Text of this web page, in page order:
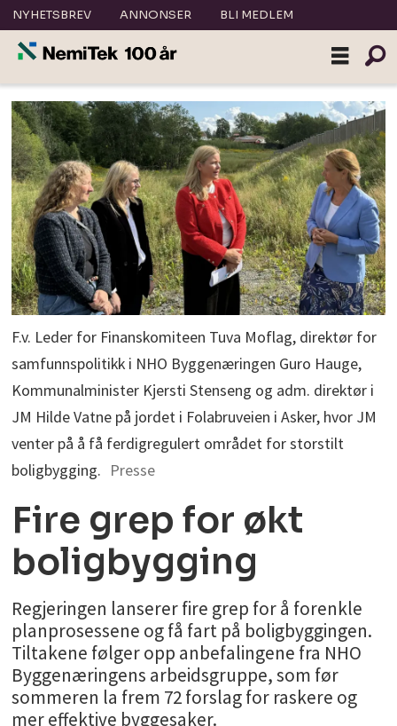
NYHETSBREV ANNONSER BLI MEDLEM
F.v. Leder for Finanskomiteen Tuva Moflag, direktør for
samfunnspolitikk i NHO Byggenæringen Guro Hauge,
Kommunalminister Kjersti Stenseng og adm. direktør i
JM Hilde Vatne på jordet i Folabruveien i Asker, hvor JM
venter på å få ferdigregulert området for storstilt
boligbygging. Presse
Fire grep for økt
boligbygging
Regjeringen lanserer fire grep for å forenkle
planprosessene og få fart på boligbyggingen.
Tiltakene følger opp anbefalingene fra NHO
Byggenæringens arbeidsgruppe, som før
sommeren la frem 72 forslag for raskere og
mer effektive byggesaker.